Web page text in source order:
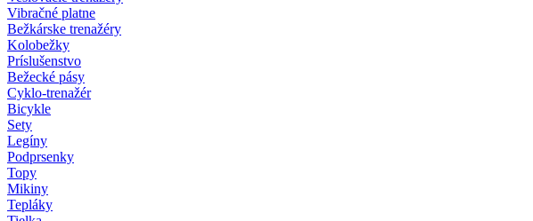
Vibračné platne
Bežkárske trenažéry
Kolobežky
Príslušenstvo
Bežecké pásy
Cyklo-trenažér
Bicykle
Sety
Legíny
Podprsenky
Topy
Mikiny
Tepláky